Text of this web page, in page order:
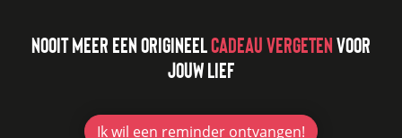
Azur
Kaars cadeau geven
Jubileum cadeau
NOOIT MEER EEN ORIGINEELCADEAU VERGETENVOOR
JOUW LIEF
Ik wil een reminder ontvangen!